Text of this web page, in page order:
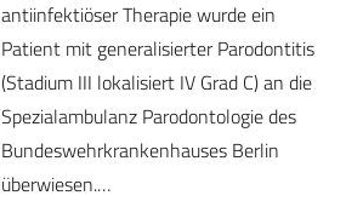
antiinfektiöser Therapie wurde ein
Patient mit generalisierter Parodontitis
(Stadium III lokalisiert IV Grad C) an die
Spezialambulanz Parodontologie des
Bundeswehrkrankenhauses Berlin
überwiesen.…